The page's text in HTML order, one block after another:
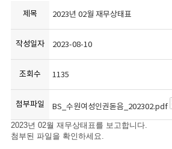
제목 2023년 02월 재무상태표
작성일자 2023-08-10
조회수 1135
첨부파일 BS_수원여성인권돋음_202302.pdf
2023년 02월 재무상태표를 보고합니다.
첨부된 파일을 확인하세요.